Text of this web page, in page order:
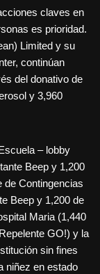
claves en
es prioridad.
Limited y su
continúan
del donativo de
y 3,960
– lobby
Beep y 1,200
de Contingencias
Beep y 1,200 de
Maria (1,440
GO!) y la
sin fines
niñez en estado